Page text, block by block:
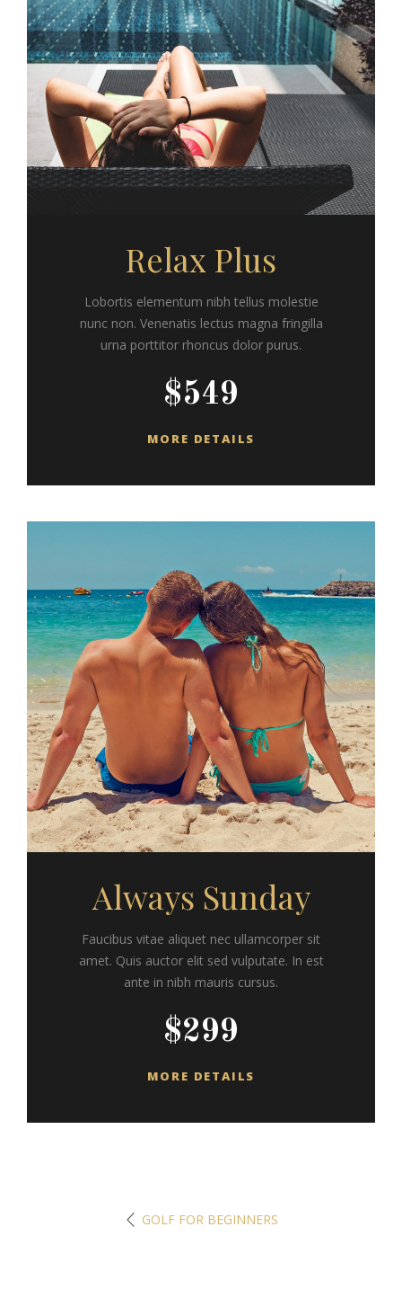
Relax Plus
Lobortis elementum nibh tellus molestie
nunc non. Venenatis lectus magna fringilla
urna porttitor rhoncus dolor purus.
$549
MORE DETAILS
Always Sunday
Faucibus vitae aliquet nec ullamcorper sit
amet. Quis auctor elit sed vulputate. In est
ante in nibh mauris cursus.
$299
MORE DETAILS
GOLF FOR BEGINNERS